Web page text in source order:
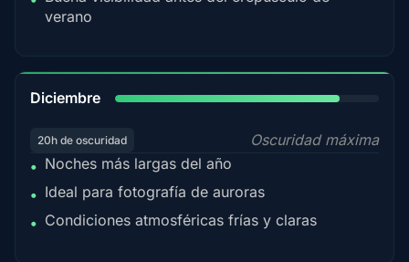
verano
Diciembre
20h de oscuridad
Oscuridad máxima
• Noches más largas del año
• Ideal para fotografía de auroras
• Condiciones atmosféricas frías y claras